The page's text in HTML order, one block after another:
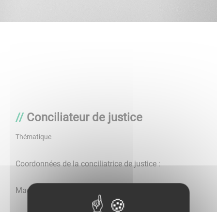
Conciliateur de justice
Thématique
Coordonnées de la conciliatrice de justice :
Madame Jacqueline LAROSE